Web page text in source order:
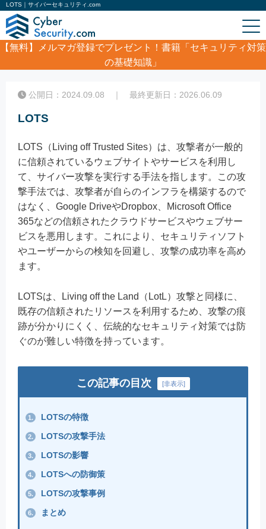
LOTS｜サイバーセキュリティ.com
【無料】
メルマガ登録でプレゼント！書籍「セキュリティ対策
の基礎知識」
LOTS
公開日：2024.09.08 ｜ 最終更新日：2026.06.09
LOTS
LOTS（Living off Trusted Sites）は、攻撃者が一般的
に信頼されているウェブサイトやサービスを利用し
て、サイバー攻撃を実行する手法を指します。この攻
撃手法では、攻撃者が自らのインフラを構築するので
はなく、Google DriveやDropbox、Microsoft Office
365などの信頼されたクラウドサービスやウェブサー
ビスを悪用します。これにより、セキュリティソフト
やユーザーからの検知を回避し、攻撃の成功率を高め
ます。
LOTSは、Living off the Land（LotL）攻撃と同様に、
既存の信頼されたリソースを利用するため、攻撃の痕
跡が分かりにくく、伝統的なセキュリティ対策では防
ぐのが難しい特徴を持っています。
この記事の目次 [非表示]
1. LOTSの特徴
2. LOTSの攻撃手法
3. LOTSの影響
4. LOTSへの防御策
5. LOTSの攻撃事例
6. まとめ